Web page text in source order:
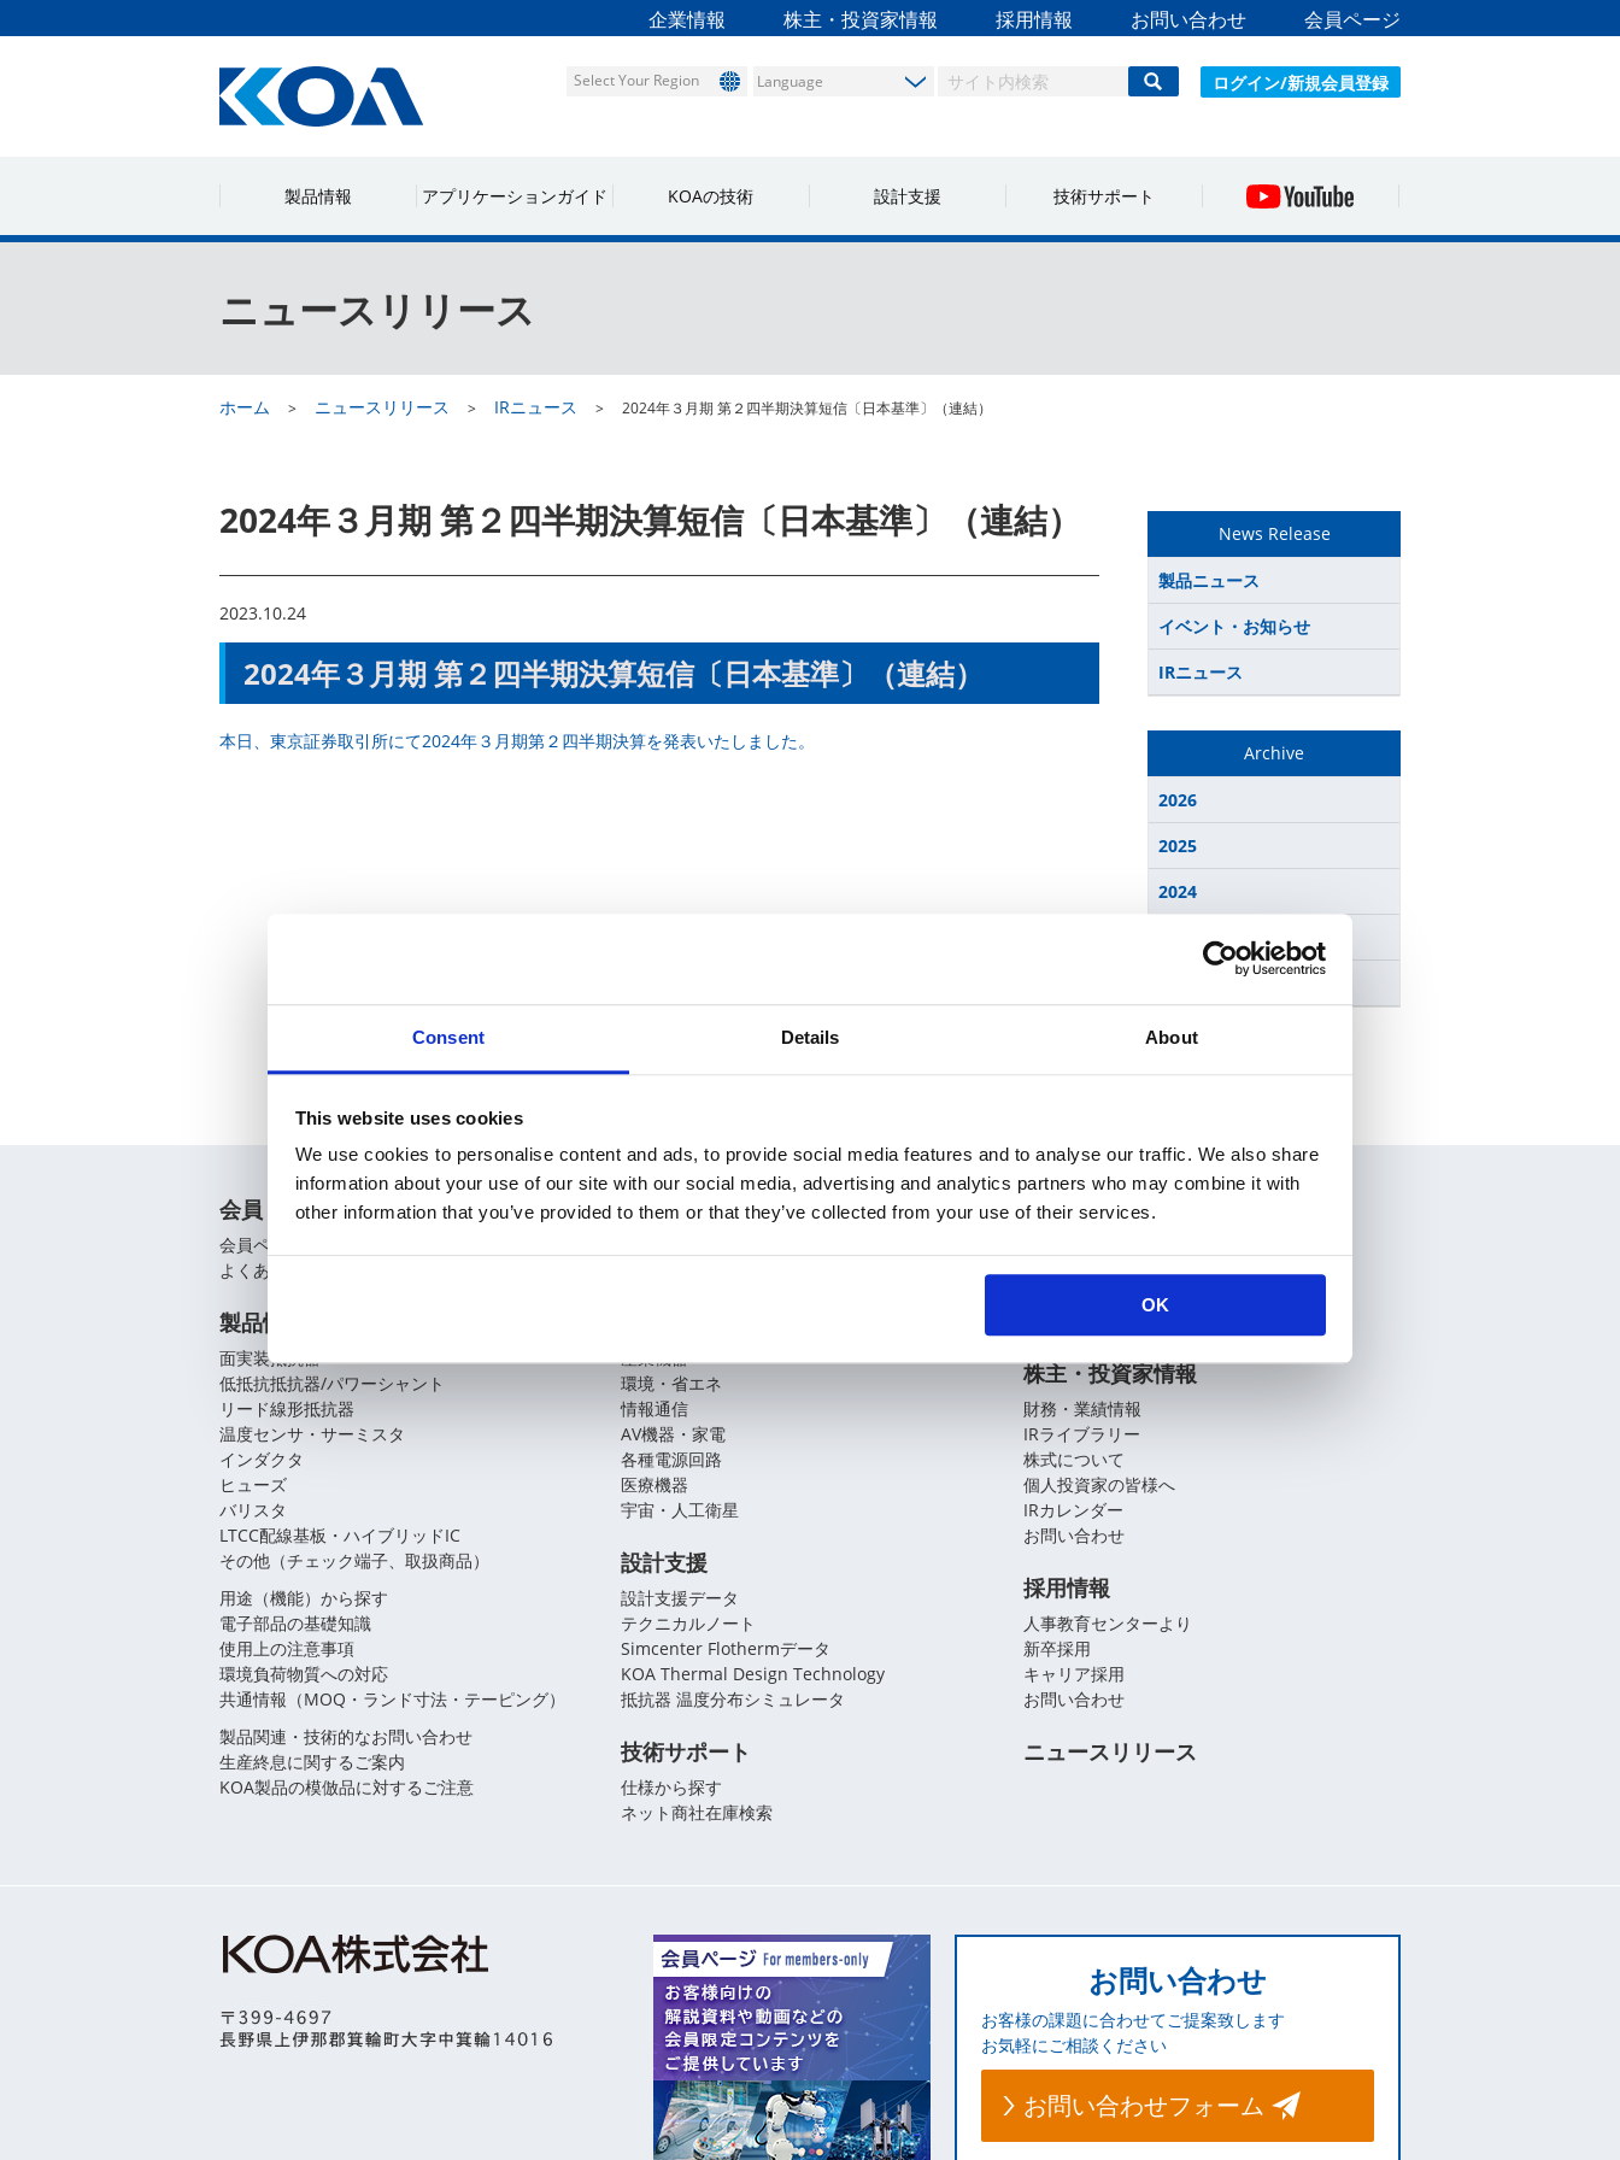
Consent Details About
This website uses cookies
We use cookies to personalise content and ads, to provide social media features and to analyse our traffic. We also share
information about your use of our site with our social media, advertising and analytics partners who may combine it with
other information that you’ve provided to them or that they’ve collected from your use of their services.
OK
企業情報 株主・投資家情報 採用情報 お問い合わせ 会員ページ
ログイン/新規会員登録
Select Your Region
製品情報 アプリケーションガイド KOAの技術 設計支援 技術サポート
ニュースリリース
ホーム ニュースリリース IRニュース 2024年３月期 第２四半期決算短信〔日本基準〕（連結）
2024年３月期 第２四半期決算短信〔日本基準〕（連結）
2023.10.24
2024年３月期 第２四半期決算短信〔日本基準〕（連結）
本日、東京証券取引所にて2024年３月期第２四半期決算を発表いたしました。
News Release
製品ニュース
イベント・お知らせ
IRニュース
Archive
2026
2025
2024
会員
会員ページ
よくあるご質問（FAQ）
製品情報
面実装抵抗器
低抵抗抵抗器/パワーシャント
リード線形抵抗器
温度センサ・サーミスタ
インダクタ
ヒューズ
バリスタ
LTCC配線基板・ハイブリッドIC
その他（チェック端子、取扱商品）
用途（機能）から探す
電子部品の基礎知識
使用上の注意事項
環境負荷物質への対応
共通情報（MOQ・ランド寸法・テーピング）
製品関連・技術的なお問い合わせ
生産終息に関するご案内
KOA製品の模倣品に対するご注意
KOAの技術
産業機器
環境・省エネ
情報通信
AV機器・家電
各種電源回路
医療機器
宇宙・人工衛星
設計支援
設計支援データ
テクニカルノート
Simcenter Flothermデータ
KOA Thermal Design Technology
抵抗器 温度分布シミュレータ
技術サポート
仕様から探す
ネット商社在庫検索
企業情報
役員紹介
株主・投資家情報
財務・業績情報
IRライブラリー
株式について
個人投資家の皆様へ
IRカレンダー
お問い合わせ
採用情報
人事教育センターより
新卒採用
キャリア採用
お問い合わせ
ニュースリリース
お問い合わせ
お客様の課題に合わせてご提案致します
お気軽にご相談ください
お問い合わせフォーム